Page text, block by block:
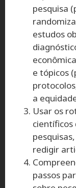
pesquisa
estudos
e tópicos
a
Usar os
redigir
passos